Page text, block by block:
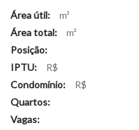
Área útil:
m²
Área total:
m²
Posição:
IPTU:
R$
Condomínio:
R$
Quartos:
Vagas: